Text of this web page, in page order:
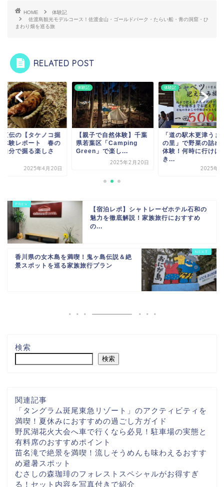
HOME
体験記
佐渡島観光モデルコース！佐渡金山・ゴールドパーク・たらい船・青の洞窟・ひ
まわり畑を巡る旅
RELATED POST
子で自然体験】千葉
葉区「Camping
」で楽し...
体験記
「道の駅木更津うまくた
の里」で野菜の詰め放題
体験！何時に行けばで
体験記
農家直伝の【タケノ
り】体験レポート
旬を自分で掘る楽し
と...
2025年4
【宿泊レポ】シャトレーゼホテル石和の
魅力を徹底解説！家族旅行におすすめ
の...
香川県の女木島を満喫！鬼ヶ島伝説＆絶
景スポットを巡る家族旅行プラン
検索
検索
関連記事
「タングラム斑尾東急リゾート」のアクティビティを
満喫！夏休みにおすすめの過ごし方ガイド
野尻湖花火大会へ車で行くなら必見！駐車場の実態と
有料席のおすすめポイント
苗名滝で絶景を満喫！流しそうめんも味わえるおすす
め避暑スポット
むさしの森珈琲のフォレストスペシャルがお得すぎ
る！セット内容を写真付きで紹介